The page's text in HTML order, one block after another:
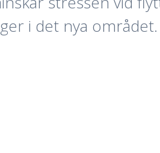
i det nya området.